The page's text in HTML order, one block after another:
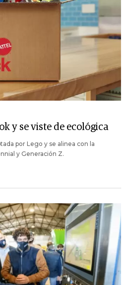
y se viste de ecológica
por Lego y se alinea con la
y Generación Z.